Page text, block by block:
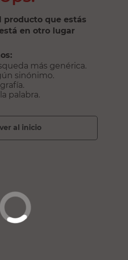
producto que estás
en otro lugar
más genérica.
sinónimo.
palabra.
al inicio